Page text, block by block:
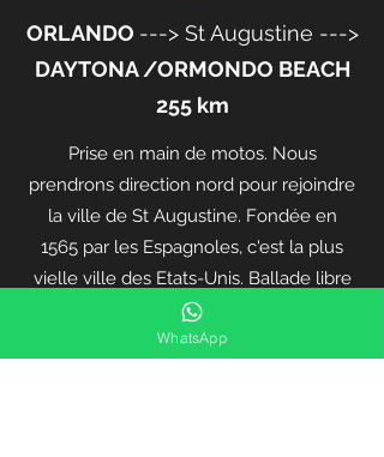
ORLANDO ---> St Augustine --->
DAYTONA /ORMONDO BEACH
255 km
Prise en main de motos. Nous
prendrons direction nord pour rejoindre
la ville de St Augustine. Fondée en
1565 par les Espagnoles, c'est la plus
vielle ville des Etats-Unis. Ballade libre
à pied dans son quartier historique afin
d'admirer ses bâtiments d'architecture
WhatsApp